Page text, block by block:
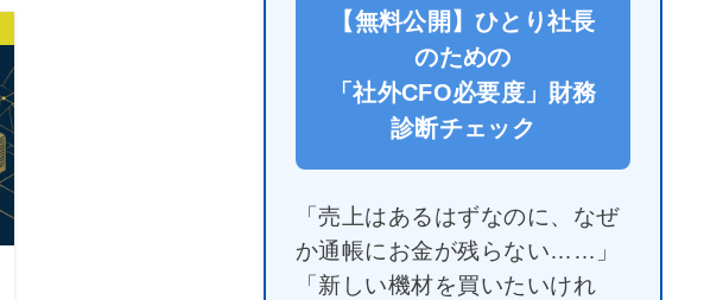
【無料公開】ひとり社長
のための
「社外CFO必要度」財務
診断チェック
「売上はあるはずなのに、なぜ
か通帳にお金が残らない……」
「新しい機材を買いたいけれ